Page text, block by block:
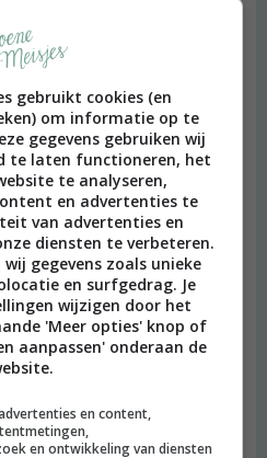
gebruikt cookies (en
om informatie op te
gegevens gebruiken wij
te laten functioneren, het
te analyseren,
en advertenties te
van advertenties en
diensten te verbeteren.
gegevens zoals unieke
en surfgedrag. Je
wijzigen door het
'Meer opties' knop of
aanpassen' onderaan de
en content,
en ontwikkeling van diensten